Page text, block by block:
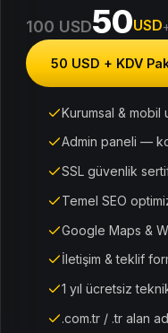
100 USD50USD
50 USD + KDV
Kurumsal & mobil
Admin paneli —
SSL güvenlik
Temel SEO
Google Maps &
İletişim & teklif
1 yıl ücretsiz
.com.tr / .tr alan